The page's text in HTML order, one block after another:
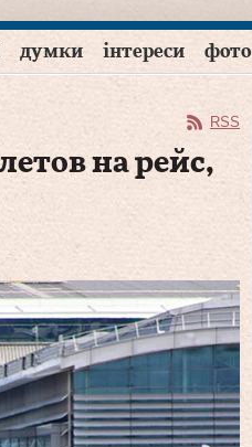
думки інтереси фото
RSS
на рейс,